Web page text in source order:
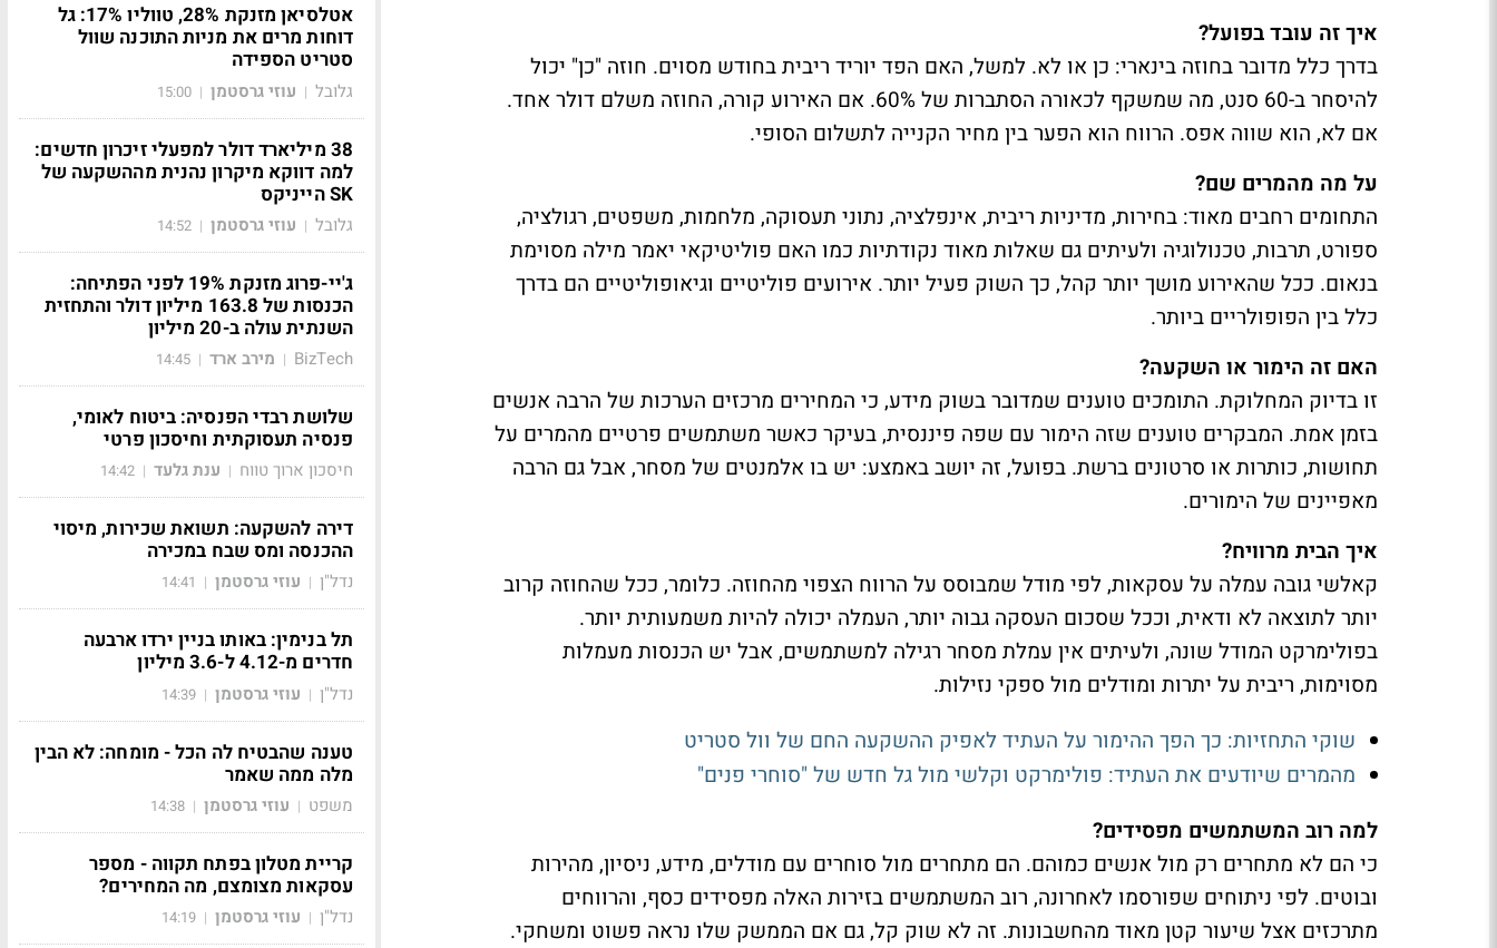
איך זה עובד בפועל?
בדרך כלל מדובר בחוזה בינארי: כן או לא. למשל, האם הפד יוריד ריבית בחודש מסוים. חוזה "כן" יכול
להיסחר ב-60 סנט, מה שמשקף לכאורה הסתברות של 60%. אם האירוע קורה, החוזה משלם דולר אחד.
אם לא, הוא שווה אפס. הרווח הוא הפער בין מחיר הקנייה לתשלום הסופי.
על מה מהמרים שם?
התחומים רחבים מאוד: בחירות, מדיניות ריבית, אינפלציה, נתוני תעסוקה, מלחמות, משפטים, רגולציה,
ספורט, תרבות, טכנולוגיה ולעיתים גם שאלות מאוד נקודתיות כמו האם פוליטיקאי יאמר מילה מסוימת
בנאום. ככל שהאירוע מושך יותר קהל, כך השוק פעיל יותר. אירועים פוליטיים וגיאופוליטיים הם בדרך
כלל בין הפופולריים ביותר.
האם זה הימור או השקעה?
זו בדיוק המחלוקת. התומכים טוענים שמדובר בשוק מידע, כי המחירים מרכזים הערכות של הרבה אנשים
בזמן אמת. המבקרים טוענים שזה הימור עם שפה פיננסית, בעיקר כאשר משתמשים פרטיים מהמרים על
תחושות, כותרות או סרטונים ברשת. בפועל, זה יושב באמצע: יש בו אלמנטים של מסחר, אבל גם הרבה
מאפיינים של הימורים.
איך הבית מרוויח?
קאלשי גובה עמלה על עסקאות, לפי מודל שמבוסס על הרווח הצפוי מהחוזה. כלומר, ככל שהחוזה קרוב
יותר לתוצאה לא ודאית, וככל שסכום העסקה גבוה יותר, העמלה יכולה להיות משמעותית יותר.
בפולימרקט המודל שונה, ולעיתים אין עמלת מסחר רגילה למשתמשים, אבל יש הכנסות מעמלות
מסוימות, ריבית על יתרות ומודלים מול ספקי נזילות.
שוקי התחזיות: כך הפך ההימור על העתיד לאפיק ההשקעה החם של וול סטריט
מהמרים שיודעים את העתיד: פולימרקט וקלשי מול גל חדש של "סוחרי פנים"
למה רוב המשתמשים מפסידים?
כי הם לא מתחרים רק מול אנשים כמוהם. הם מתחרים מול סוחרים עם מודלים, מידע, ניסיון, מהירות
ובוטים. לפי ניתוחים שפורסמו לאחרונה, רוב המשתמשים בזירות האלה מפסידים כסף, והרווחים
מתרכזים אצל שיעור קטן מאוד מהחשבונות. זה לא שוק קל, גם אם הממשק שלו נראה פשוט ומשחקי.
אטלסיאן מזנקת 28%, טווליו 17%: גל
דוחות מרים את מניות התוכנה שוול
סטריט הספידה
גלובל | עוזי גרסטמן |
15:00
38 מיליארד דולר למפעלי זיכרון חדשים:
למה דווקא מיקרון נהנית מההשקעה של
SK הייניקס
גלובל | עוזי גרסטמן |
14:52
ג'יי-פרוג מזנקת 19% לפני הפתיחה:
הכנסות של 163.8 מיליון דולר והתחזית
השנתית עולה ב-20 מיליון
BizTech
| מירב ארד |
14:45
שלושת רבדי הפנסיה: ביטוח לאומי,
פנסיה תעסוקתית וחיסכון פרטי
חיסכון ארוך טווח | ענת גלעד |
14:42
דירה להשקעה: תשואת שכירות, מיסוי
ההכנסה ומס שבח במכירה
נדל"ן | עוזי גרסטמן |
14:41
תל בנימין: באותו בניין ירדו ארבעה
חדרים מ-4.12 ל-3.6 מיליון
נדל"ן | עוזי גרסטמן |
14:39
טענה שהבטיח לה הכל - מומחה: לא הבין
מלה ממה שאמר
משפט | עוזי גרסטמן |
14:38
קריית מטלון בפתח תקווה - מספר
עסקאות מצומצם, מה המחירים?
נדל"ן | עוזי גרסטמן |
14:19